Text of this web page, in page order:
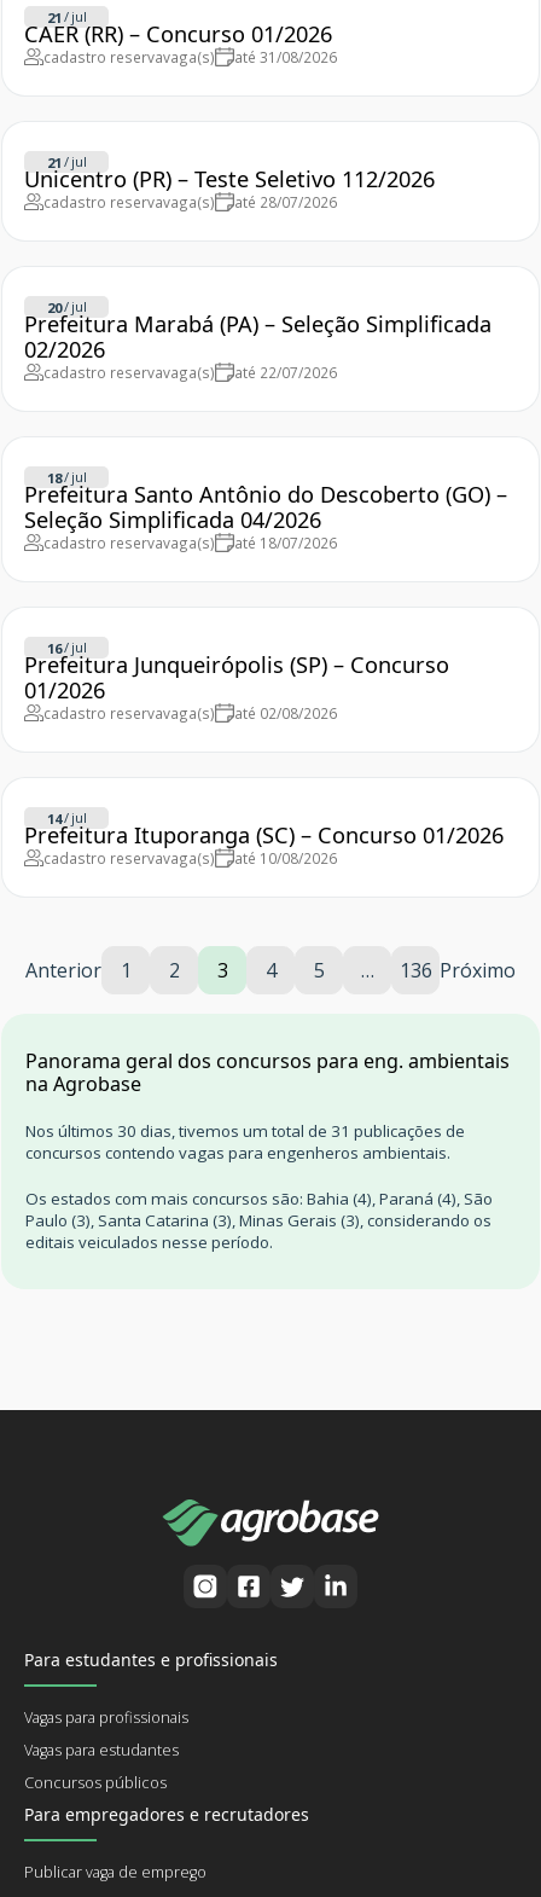
21 / jul
CAER (RR) – Concurso 01/2026
cadastro reservavaga(s) até 31/08/2026
21 / jul
Unicentro (PR) – Teste Seletivo 112/2026
cadastro reservavaga(s) até 28/07/2026
20/ jul
Prefeitura Marabá (PA) – Seleção Simplificada
02/2026
cadastro reservavaga(s) até 22/07/2026
18/ jul
Prefeitura Santo Antônio do Descoberto (GO) –
Seleção Simplificada 04/2026
cadastro reservavaga(s) até 18/07/2026
16/ jul
Prefeitura Junqueirópolis (SP) – Concurso
01/2026
cadastro reservavaga(s) até 02/08/2026
14/ jul
Prefeitura Ituporanga (SC) – Concurso 01/2026
cadastro reservavaga(s) até 10/08/2026
Anterior 1 2 3 4 5 … 136 Próximo
Panorama geral dos concursos para eng. ambientais
na Agrobase
Nos últimos 30 dias, tivemos um total de 31 publicações de
concursos contendo vagas para engenheros ambientais.
Os estados com mais concursos são: Bahia (4), Paraná (4), São
Paulo (3), Santa Catarina (3), Minas Gerais (3), considerando os
editais veiculados nesse período.
Para estudantes e profissionais
Vagas para profissionais
Vagas para estudantes
Concursos públicos
Para empregadores e recrutadores
Publicar vaga de emprego